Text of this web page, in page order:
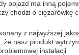
pojazd ma inną
chodzi o ciężarówkę
z najwyższej
nasz produkt
instalacji